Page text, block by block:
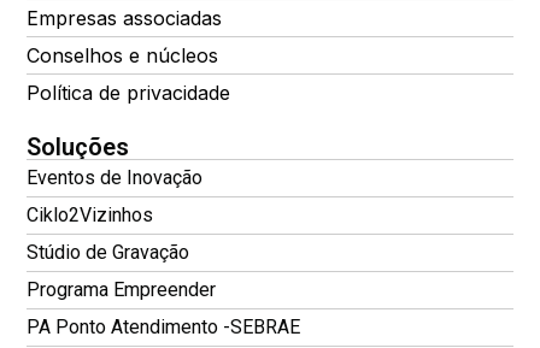
Empresas associadas
Conselhos e núcleos
Política de privacidade
Soluções
Eventos de Inovação
Ciklo2Vizinhos
Stúdio de Gravação
Programa Empreender
PA Ponto Atendimento -SEBRAE